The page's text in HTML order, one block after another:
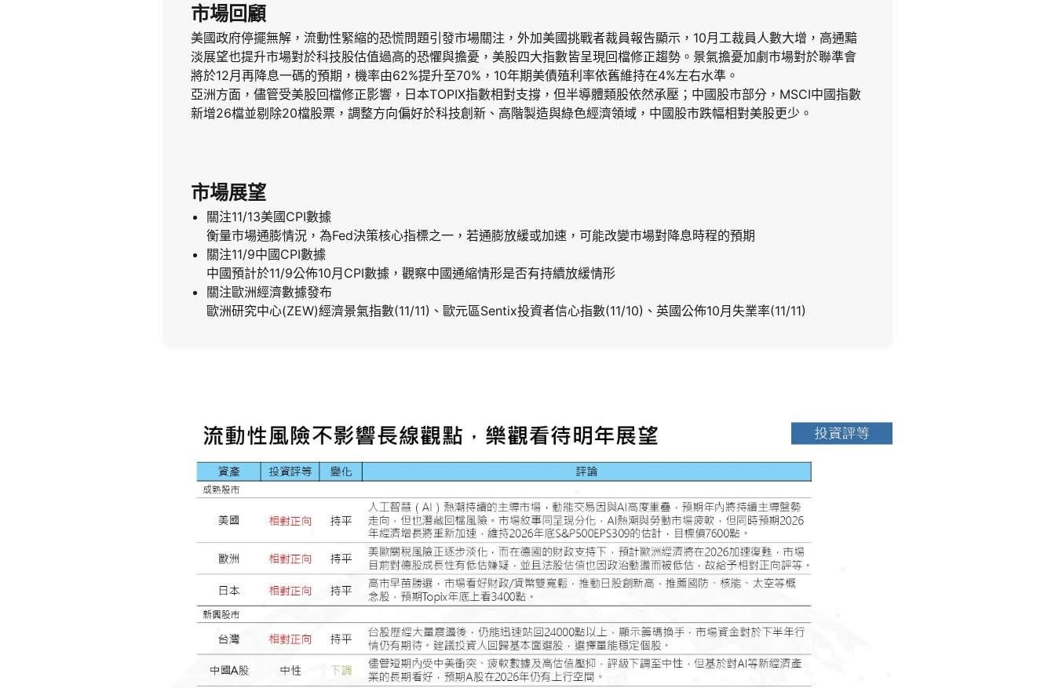
市場回顧
美國政府停擺無解，流動性緊縮的恐慌問題引發市場關注，外加美國挑戰者裁員報告顯示，10月工裁員人數大增，高通黯
淡展望也提升市場對於科技股估值過高的恐懼與擔憂，美股四大指數皆呈現回檔修正趨勢。景氣擔憂加劇市場對於聯準會
將於12月再降息一碼的預期，機率由62%提升至70%，10年期美債殖利率依舊維持在4%左右水準。
亞洲方面，儘管受美股回檔修正影響，日本TOPIX指數相對支撐，但半導體類股依然承壓；中國股市部分，MSCI中國指數
新增26檔並剔除20檔股票，調整方向偏好於科技創新、高階製造與綠色經濟領域，中國股市跌幅相對美股更少。
市場展望
關注11/13美國CPI數據
衡量市場通膨情況，為Fed決策核心指標之一，若通膨放緩或加速，可能改變市場對降息時程的預期
關注11/9中國CPI數據
中國預計於11/9公佈10月CPI數據，觀察中國通縮情形是否有持續放緩情形
關注歐洲經濟數據發布
歐洲研究中心(ZEW)經濟景氣指數(11/11)、歐元區Sentix投資者信心指數(11/10)、英國公佈10月失業率(11/11)